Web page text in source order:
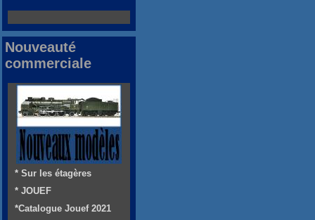
Nouveauté
commerciale
* Sur les étagères
* JOUEF
*Catalogue Jouef 2021